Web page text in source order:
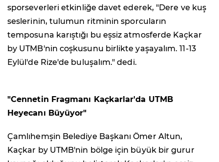
sporseverleri etkinliğe davet ederek, "Dere ve kuş
seslerinin, tulumun ritminin sporcuların
temposuna karıştığı bu eşsiz atmosferde Kaçkar
by UTMB'nin coşkusunu birlikte yaşayalım. 11-13
Eylül'de Rize'de buluşalım." dedi.
"Cennetin Fragmanı Kaçkarlar'da UTMB
Heyecanı Büyüyor"
Çamlıhemşin Belediye Başkanı Ömer Altun,
Kaçkar by UTMB'nin bölge için büyük bir gurur